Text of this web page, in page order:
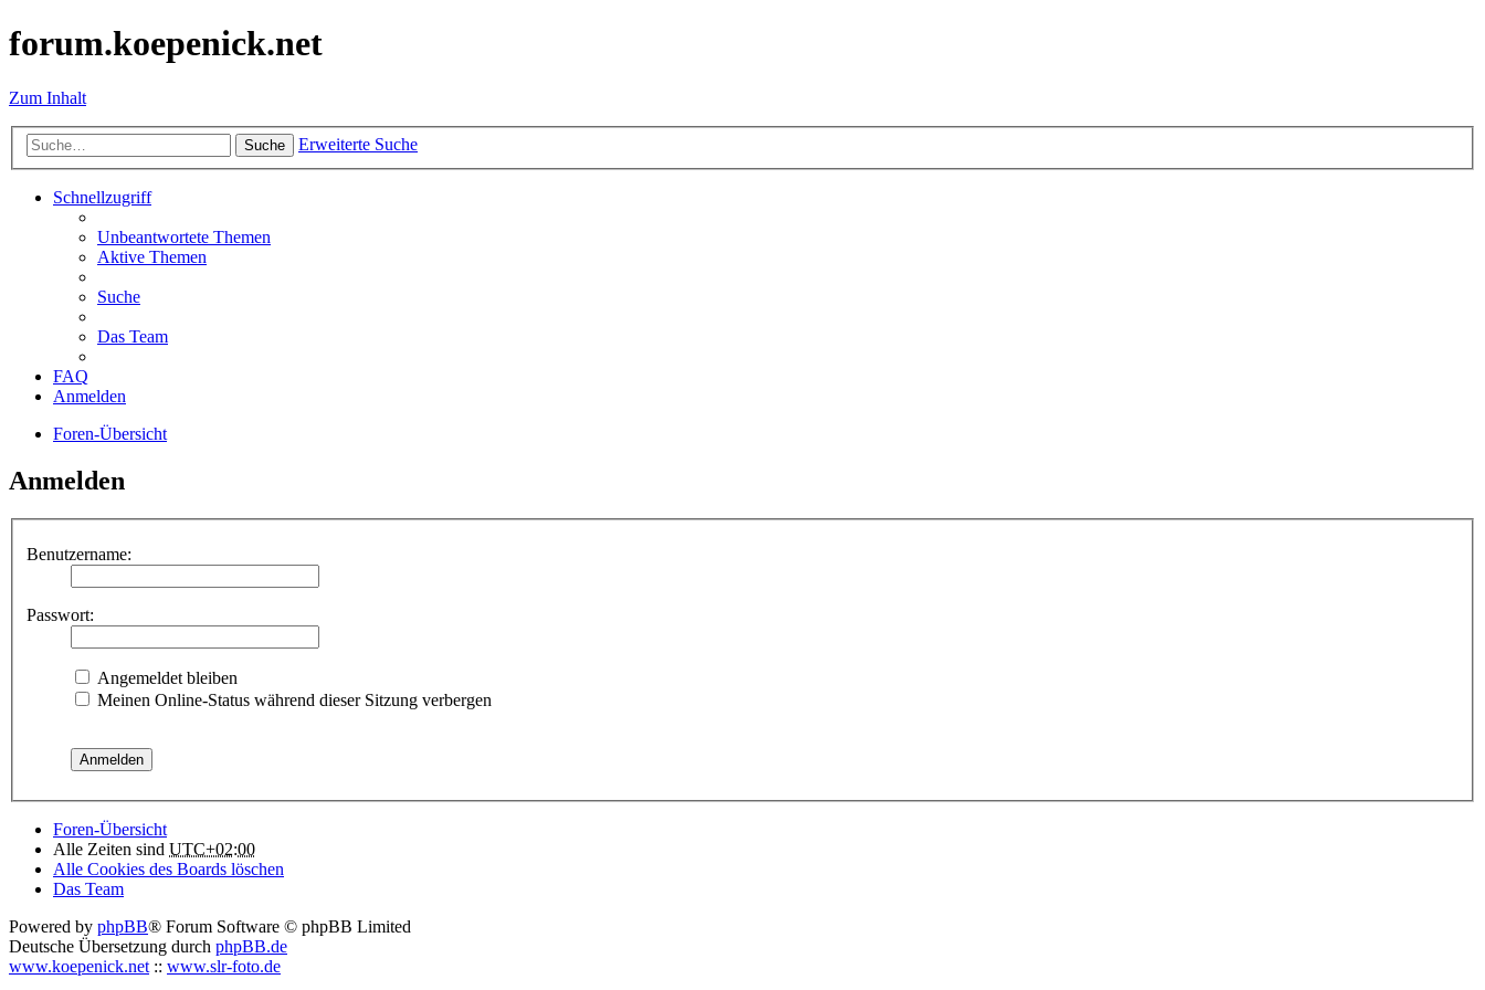
forum.koepenick.net
Zum Inhalt
Suche Erweiterte Suche
Schnellzugriff
Unbeantwortete Themen
Aktive Themen
Suche
Das Team
FAQ
Anmelden
Foren-Übersicht
Anmelden
Benutzername:
Passwort:
Angemeldet bleiben
Meinen Online-Status während dieser Sitzung verbergen
Foren-Übersicht
Alle Zeiten sind UTC+02:00
Alle Cookies des Boards löschen
Das Team
Powered by phpBB® Forum Software © phpBB Limited
Deutsche Übersetzung durch phpBB.de
www.koepenick.net :: www.slr-foto.de